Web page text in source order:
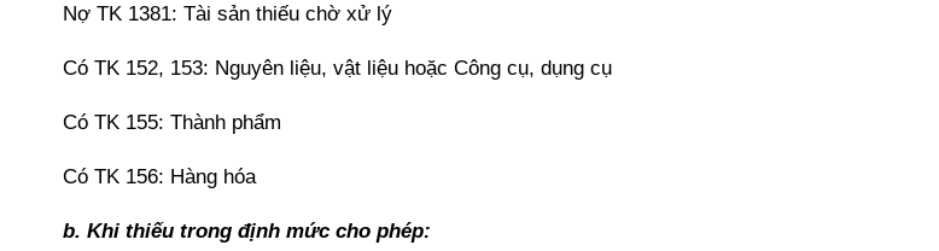
Nợ TK 1381: Tài sản thiếu chờ xử lý
Có TK 152, 153: Nguyên liệu, vật liệu hoặc Công cụ, dụng cụ
Có TK 155: Thành phẩm
Có TK 156: Hàng hóa
b. Khi thiếu trong định mức cho phép: